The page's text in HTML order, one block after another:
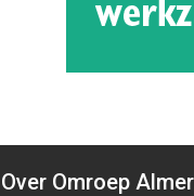
Over Omroep